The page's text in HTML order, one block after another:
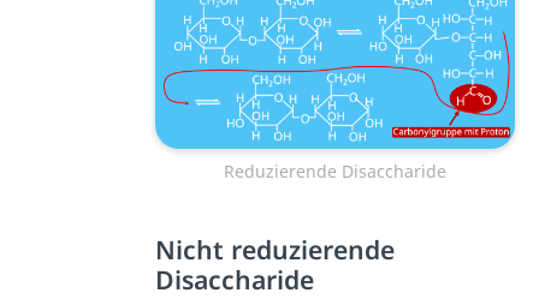
Reduzierende Disaccharide
Nicht reduzierende
Disaccharide